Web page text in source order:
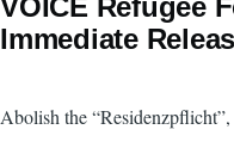
Immediate
Abolish the